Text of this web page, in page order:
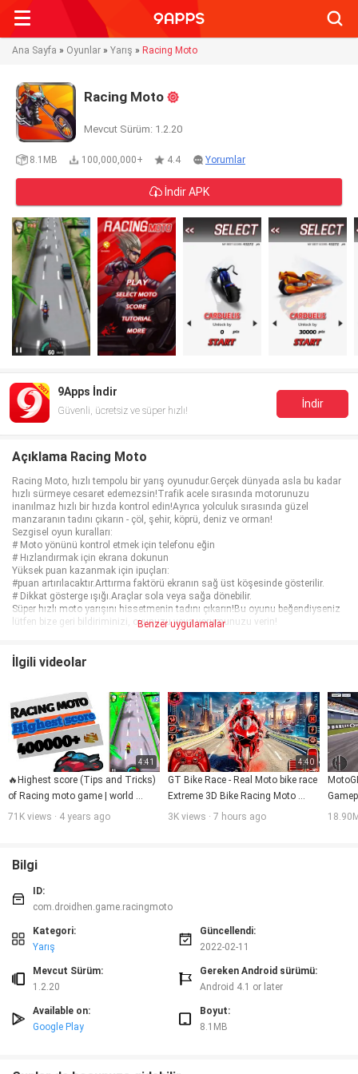
Ana Sayfa » Oyunlar » Yarış » Racing Moto
Racing Moto
Mevcut Sürüm: 1.2.20
8.1MB 100,000,000+ 4.4 Yorumlar
İndir APK
9Apps İndir
Güvenli, ücretsiz ve süper hızlı!
İndir
Açıklama Racing Moto
Racing Moto, hızlı tempolu bir yarış oyunudur.Gerçek dünyada asla bu kadar
hızlı sürmeye cesaret edemezsin!Trafik acele sırasında motorunuzu
inanılmaz hızlı bir hızda kontrol edin!Ayrıca yolculuk sırasında güzel
manzaranın tadını çıkarın - çöl, şehir, köprü, deniz ve orman!
Sezgisel oyun kuralları:
# Moto yönünü kontrol etmek için telefonu eğin
# Hızlandırmak için ekrana dokunun
Yüksek puan kazanmak için ipuçları:
#puan artırılacaktır.Arttırma faktörü ekranın sağ üst köşesinde gösterilir.
# Dikkat gösterge ışığı.Araçlar sola veya sağa dönebilir.
Süper hızlı moto yarışını hissetmenin tadını çıkarın!Bu oyunu beğendiyseniz
lütfen bize geri bildiriminizi, oyunuzu veya yorumunuzu verin!
Benzer uygulamalar
İlgili videolar
4:41
🔥Highest score (Tips and Tricks)
of Racing moto game | world
record  1,11,000💯 in racing moto
71K views · 4 years ago
4:40
GT Bike Race - Real Moto bike race
Extreme 3D Bike Racing Moto
Extreme Game
3K views · 7 hours ago
Bilgi
ID:
com.droidhen.game.racingmoto
Kategori:
Yarış
Güncellendi:
2022-02-11
Mevcut Sürüm:
1.2.20
Gereken Android sürümü:
Android 4.1 or later
Available on:
Google Play
Boyut:
8.1MB